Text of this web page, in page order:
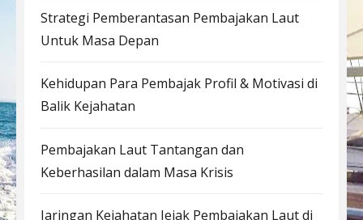
Strategi Pemberantasan Pembajakan Laut
Untuk Masa Depan
Kehidupan Para Pembajak Profil & Motivasi di
Balik Kejahatan
Pembajakan Laut Tantangan dan
Keberhasilan dalam Masa Krisis
Jaringan Kejahatan Jejak Pembajakan Laut di